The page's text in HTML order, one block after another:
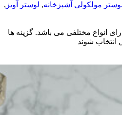
مولکولی آشپزخانه, لوستر آویز ,
انواع مختلفی می باشد. گزینه ها
شوند